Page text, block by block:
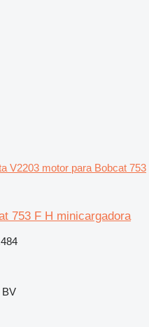
V2203 motor para Bobcat 753
753 F H minicargadora
BV